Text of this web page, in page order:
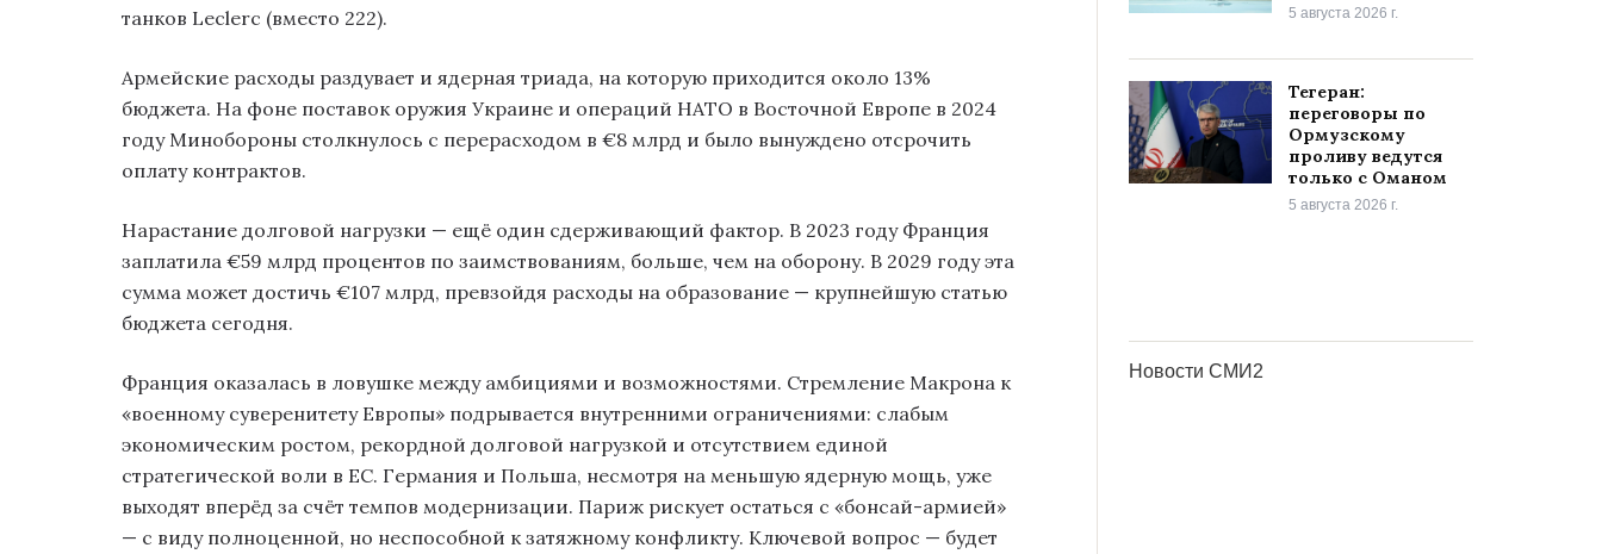
танков Leclerc (вместо 222).
Армейские расходы раздувает и ядерная триада, на которую приходится около 13%
бюджета. На фоне поставок оружия Украине и операций НАТО в Восточной Европе в 2024
году Минобороны столкнулось с перерасходом в €8 млрд и было вынуждено отсрочить
оплату контрактов.
Нарастание долговой нагрузки — ещё один сдерживающий фактор. В 2023 году Франция
заплатила €59 млрд процентов по заимствованиям, больше, чем на оборону. В 2029 году эта
сумма может достичь €107 млрд, превзойдя расходы на образование — крупнейшую статью
бюджета сегодня.
Франция оказалась в ловушке между амбициями и возможностями. Стремление Макрона к
«военному суверенитету Европы» подрывается внутренними ограничениями: слабым
экономическим ростом, рекордной долговой нагрузкой и отсутствием единой
стратегической воли в ЕС. Германия и Польша, несмотря на меньшую ядерную мощь, уже
выходят вперёд за счёт темпов модернизации. Париж рискует остаться с «бонсай-армией»
— с виду полноценной, но неспособной к затяжному конфликту. Ключевой вопрос — будет
5 августа 2026 г.
Тегеран:
переговоры по
Ормузскому
проливу ведутся
только с Оманом
5 августа 2026 г.